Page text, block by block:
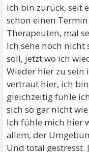
ich bin zurück, seit
schon einen
Therapeuten, mal
Ich sehe noch nicht
soll, jetzt wo ich
Wieder hier zu sein
vertraut hier, ich
gleichzeitig fühle
sich so gar nicht
Ich fühle mich hier
allem, der
Und total gestresst.